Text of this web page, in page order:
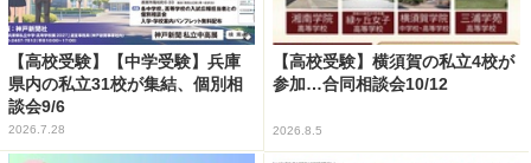
【高校受験】【中学受験】兵庫
県内の私立31校が集結、個別相
談会9/6
2026.7.28
【高校受験】横須賀の私立4校が
参加…合同相談会10/12
2026.8.5